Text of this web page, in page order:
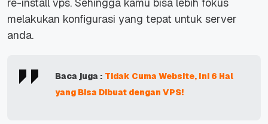
re-install vps. Sehingga kamu bisa lebih fokus
melakukan konfigurasi yang tepat untuk server
anda.
Baca juga : Tidak Cuma Website, Ini 6 Hal
yang Bisa Dibuat dengan VPS!